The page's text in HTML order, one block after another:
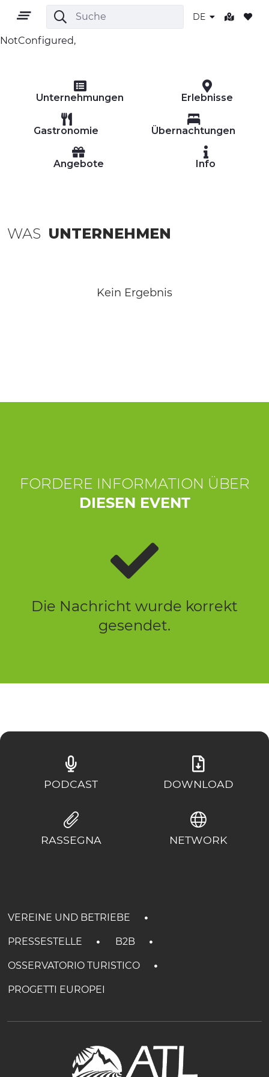
DE
GEBIET
KULTUR
NotConfigured,
Unternehmungen Erlebnisse
Gastronomie Übernachtungen
Angebote Info
WAS UNTERNEHMEN
Kein Ergebnis
FORDERE INFORMATION ÜBER
DIESEN EVENT
Die Nachricht wurde korrekt
gesendet.
PODCAST DOWNLOAD
RASSEGNA NETWORK
VEREINE UND BETRIEBE
PRESSESTELLE B2B
OSSERVATORIO TURISTICO
PROGETTI EUROPEI